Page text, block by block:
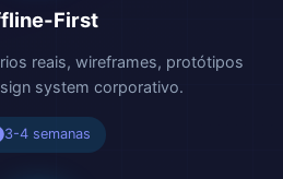
First
reais, wireframes, protótipos
system corporativo.
3-4 semanas